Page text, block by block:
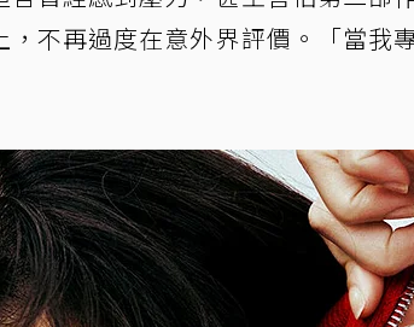
不再過度在意外界評價。「當我